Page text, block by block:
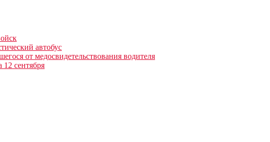
автобус
от медосвидетельствования водителя
12 сентября